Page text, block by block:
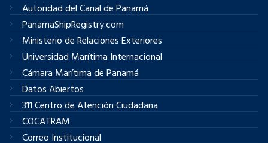
Autoridad del Canal de Panamá
PanamaShipRegistry.com
Ministerio de Relaciones Exteriores
Universidad Marítima Internacional
Cámara Marítima de Panamá
Datos Abiertos
311 Centro de Atención Ciudadana
COCATRAM
Correo Institucional